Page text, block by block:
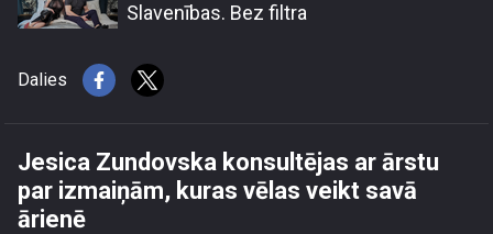
Slavenības. Bez filtra
Dalies
Jesica Zundovska konsultējas ar ārstu
par izmaiņām, kuras vēlas veikt savā
ārienē